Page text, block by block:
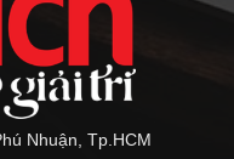
Nhuận, Tp.HCM